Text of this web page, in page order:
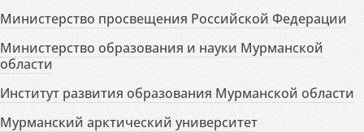
Министерство просвещения Российской Федерации
Министерство образования и науки Мурманской
области
Институт развития образования Мурманской области
Мурманский арктический университет